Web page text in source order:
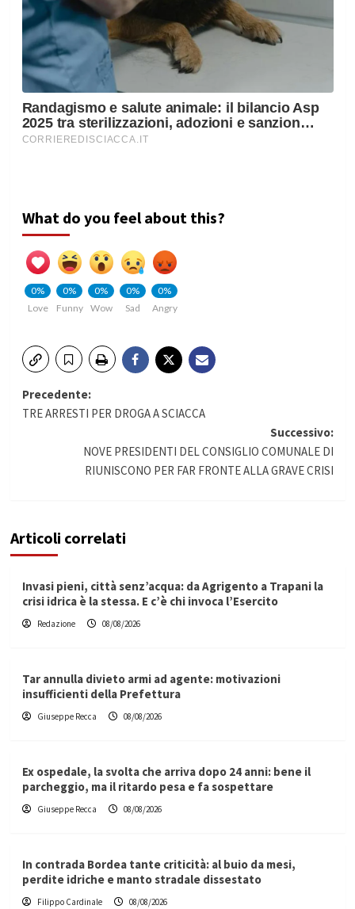
What do you feel about this?
0%
Love
0%
Funny
0%
Wow
0%
Sad
0%
Angry
Navigazione
Precedente:
TRE ARRESTI PER DROGA A SCIACCA
Successivo:
NOVE PRESIDENTI DEL CONSIGLIO COMUNALE DI
RIUNISCONO PER FAR FRONTE ALLA GRAVE CRISI
Articoli correlati
Invasi pieni, città senz’acqua: da Agrigento a Trapani la
crisi idrica è la stessa. E c’è chi invoca l’Esercito
Redazione 08/08/2026
Tar annulla divieto armi ad agente: motivazioni
insufficienti della Prefettura
Giuseppe Recca 08/08/2026
Ex ospedale, la svolta che arriva dopo 24 anni: bene il
parcheggio, ma il ritardo pesa e fa sospettare
Giuseppe Recca 08/08/2026
In contrada Bordea tante criticità: al buio da mesi,
perdite idriche e manto stradale dissestato
Filippo Cardinale 08/08/2026